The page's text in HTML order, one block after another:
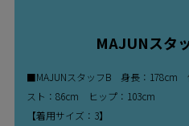
MAJUNスタ
■MAJUNスタッフB 身長：
スト：86cm ヒップ：103cm
【着用サイズ：3】